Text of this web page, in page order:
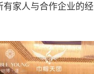
有家人与合作企业的